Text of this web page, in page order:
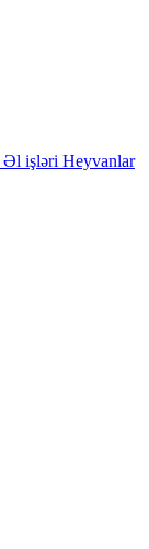
Əl işləri Heyvanlar